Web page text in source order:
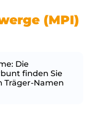
(MPI)
Die
finden Sie
Träger-Namen